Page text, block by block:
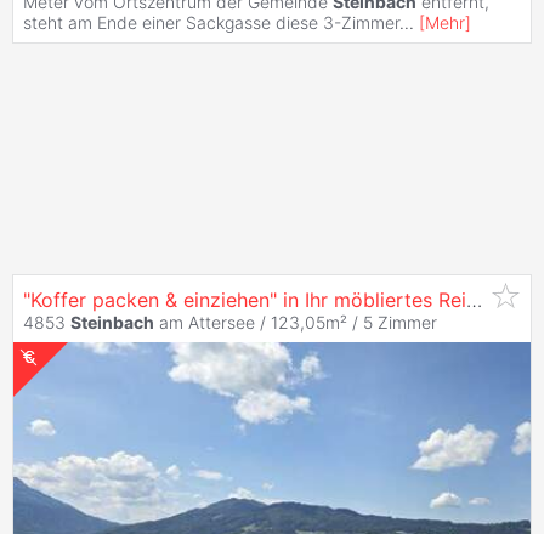
steht am Ende einer Sackgasse diese 3-Zimmer... [Mehr]
"Koffer packen & einziehen" in Ihr möbliertes Reihenhaus
4853 Steinbach am Attersee / 123,05m² / 5 Zimmer